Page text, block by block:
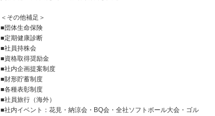
＜その他補足＞
■団体生命保険
■定期健康診断
■社員持株会
■資格取得奨励金
■社内企画提案制度
■財形貯蓄制度
■各種表彰制度
■社員旅行（海外）
■社内イベント：花見・納涼会・BQ会・全社ソフトボール大会・ゴル